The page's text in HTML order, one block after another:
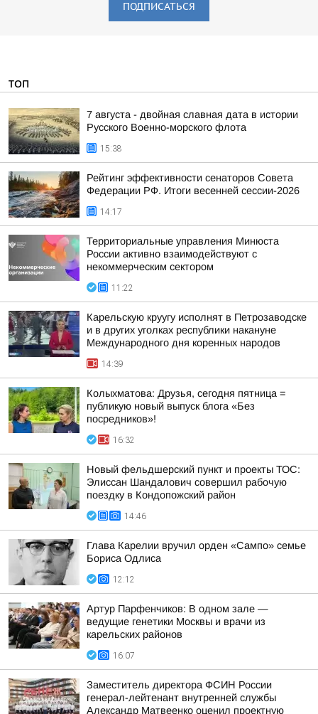
ПОДПИСАТЬСЯ
ТОП
7 августа - двойная славная дата в истории
Русского Военно-морского флота
15:38
Рейтинг эффективности сенаторов Совета
Федерации РФ. Итоги весенней сессии-2026
14:17
Территориальные управления Минюста
России активно взаимодействуют с
некоммерческим сектором
11:22
Карельскую круугу исполнят в Петрозаводске
и в других уголках республики накануне
Международного дня коренных народов
14:39
Колыхматова: Друзья, сегодня пятница =
публикую новый выпуск блога «Без
посредников»!
16:32
Новый фельдшерский пункт и проекты ТОС:
Элиссан Шандалович совершил рабочую
поездку в Кондопожский район
14:46
Глава Карелии вручил орден «Сампо» семье
Бориса Одлиса
12:12
Артур Парфенчиков: В одном зале —
ведущие генетики Москвы и врачи из
карельских районов
16:07
Заместитель директора ФСИН России
генерал-лейтенант внутренней службы
Александр Матвеенко оценил проектную